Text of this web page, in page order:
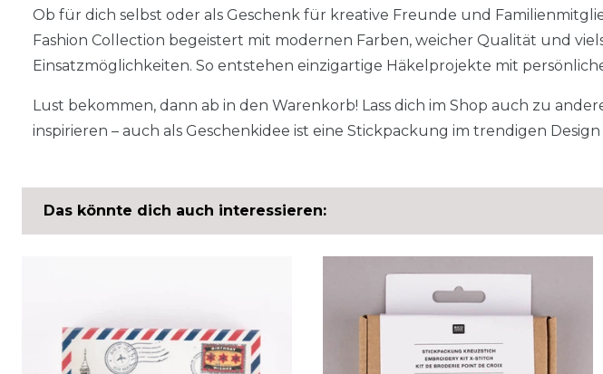
Ob für dich selbst oder als Geschenk für kreative Freunde und
Fashion Collection begeistert mit modernen Farben, weicher Qualität und
Einsatzmöglichkeiten. So entstehen einzigartige Häkelprojekte mit
Lust bekommen, dann ab in den Warenkorb! Lass dich im Shop auch zu
inspirieren – auch als Geschenkidee ist eine Stickpackung im trendigen
Das könnte dich auch interessieren: